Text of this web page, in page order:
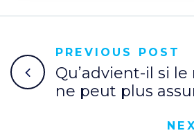
PREVIOUS POST
Qu’advient-il si
ne peut plus